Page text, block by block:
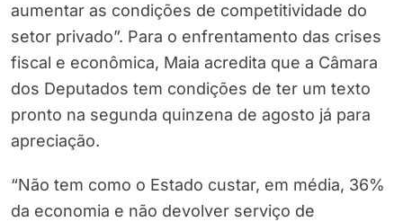
aumentar as condições de competitividade do
setor privado”. Para o enfrentamento das crises
fiscal e econômica, Maia acredita que a Câmara
dos Deputados tem condições de ter um texto
pronto na segunda quinzena de agosto já para
apreciação.
“Não tem como o Estado custar, em média, 36%
da economia e não devolver serviço de